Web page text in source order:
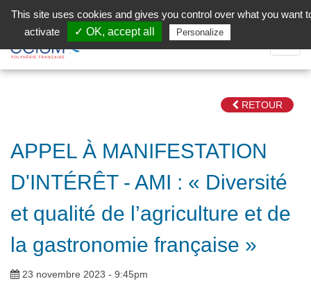
Facebook (Customer Chat) is disabled.
la
RETOUR
APPEL À MANIFESTATION
D'INTÉRÊT - AMI : « Diversité
et qualité de l’agriculture et de
la gastronomie française »
23 novembre 2023 - 9:45pm
This site uses cookies and gives you control over what you want
activate
✓ OK, accept all Personalize